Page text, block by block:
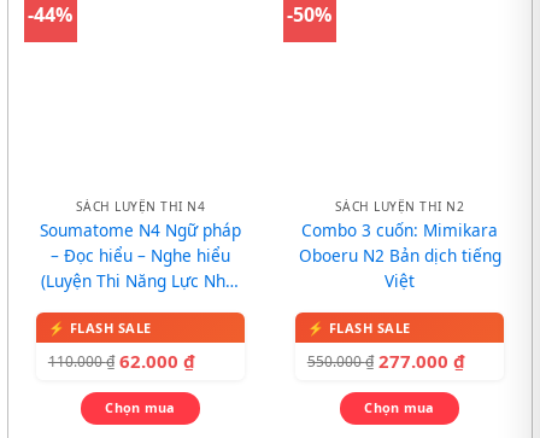
-44%
SÁCH LUYỆN THI N4
Soumatome N4 Ngữ pháp
– Đọc hiểu – Nghe hiểu
(Luyện Thi Năng Lực Nhật
110.000₫ 62.000 ₫
Chọn mua
-50%
SÁCH LUYỆN THI N2
Combo 3 cuốn: Mimikara
Oboeru N2 Bản dịch tiếng
Việt
550.000₫ 277.000 ₫
Chọn mua